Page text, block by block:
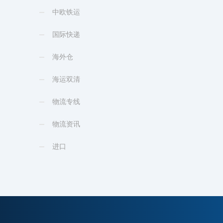
中欧铁运
国际快递
海外仓
海运双清
物流专线
物流资讯
进口